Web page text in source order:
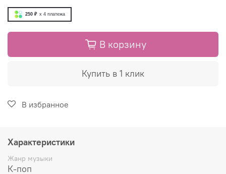
250 ₽ x 4 платежа
В корзину
Купить в 1 клик
В избранное
Характеристики
Жанр музыки
К-поп